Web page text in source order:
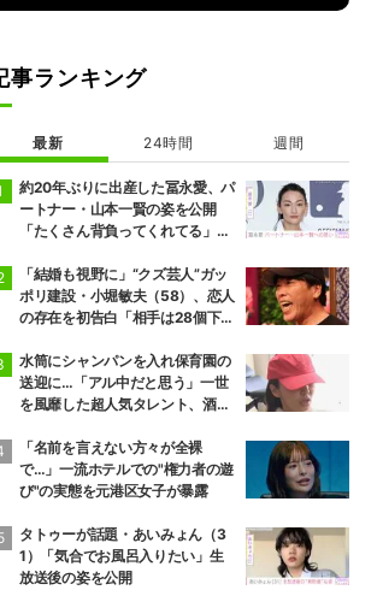
事ランキング
最新 24時間 週間
約20年ぶりに出産した冨永愛、パ
ートナー・山本一賢の姿を公開
「たくさん背負ってくれてる」感
「結婚も視野に」“クズ芸人”ガッ
ポリ建設・小堀敏夫（58）、恋人
の存在を初告白「相手は28個下の
水筒にシャンパンを入れ保育園の
送迎に…「アル中だと思う」一世
を風靡した超人気タレント、酒漬
「名前を言えない方々が全裸
で…」一流ホテルでの"権力者の遊
び"の実態を元港区女子が暴露
タトゥーが話題・あいみょん（3
1）「気合でお風呂入りたい」生
放送後の姿を公開